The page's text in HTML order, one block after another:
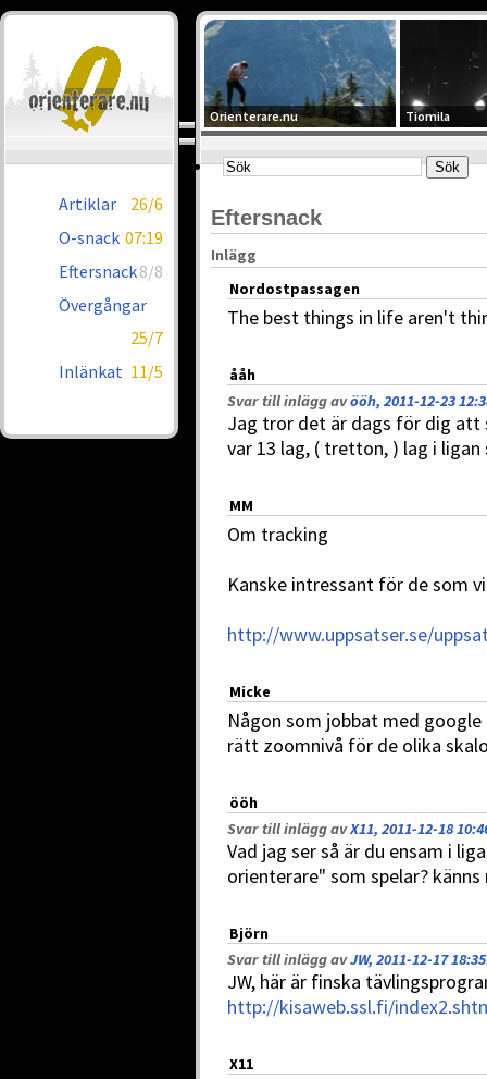
Artiklar
26/6
O-snack 07:19
Eftersnack8/8
Övergångar
25/7
Inlänkat 11/5
Orienterare.nu Tiomila
Eftersnack
Inlägg
Nordostpassagen
The best things in life aren't
ååh
Svar till inlägg avööh, 2011-12-23
Jag tror det är dags för dig att
var 13 lag, ( tretton, ) lag i
MM
Om tracking
Kanske intressant för de som
http://www.uppsatser.se/
Micke
Någon som jobbat med
rätt zoomnivå för de olika
ööh
Svar till inlägg avX11, 2011-12-18
Vad jag ser så är du ensam i
orienterare" som spelar?
Björn
Svar till inlägg avJW, 2011-12-17 18:35
JW, här är finska
http://kisaweb.ssl.fi/
X11